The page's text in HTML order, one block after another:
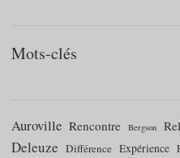
Mots-clés
Auroville Rencontre Bergson
Deleuze Différence Expérience